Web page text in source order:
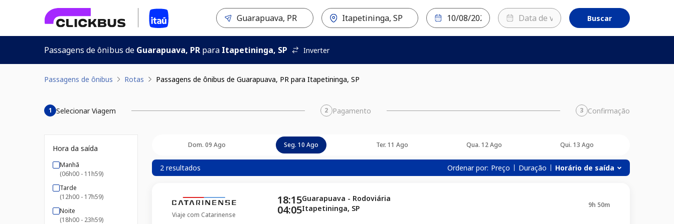
Buscar
Passagens de ônibus de Guarapuava, PR para Itapetininga, SP Inverter
Passagens de ônibus Rotas Passagens de ônibus de Guarapuava, PR para Itapetininga, SP
1 Selecionar Viagem 2 Pagamento 3 Confirmação
Hora da saída
Manhã
(06h00 - 11h59)
Tarde
(12h00 - 17h59)
Noite
(18h00 - 23h59)
Dom. 09 Ago Seg. 10 Ago Ter. 11 Ago Qua. 12 Ago Qui. 13 Ago
2 resultados Ordenar por: Preço Duração Horário de saída
Viaje com Catarinense
18:15
04:05
Guarapuava - Rodoviária
Itapetininga, SP
9h 50m